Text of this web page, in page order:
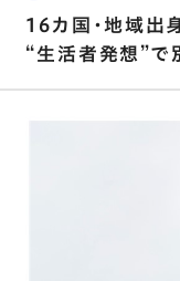
16カ国・地域出
“生活者発想”で